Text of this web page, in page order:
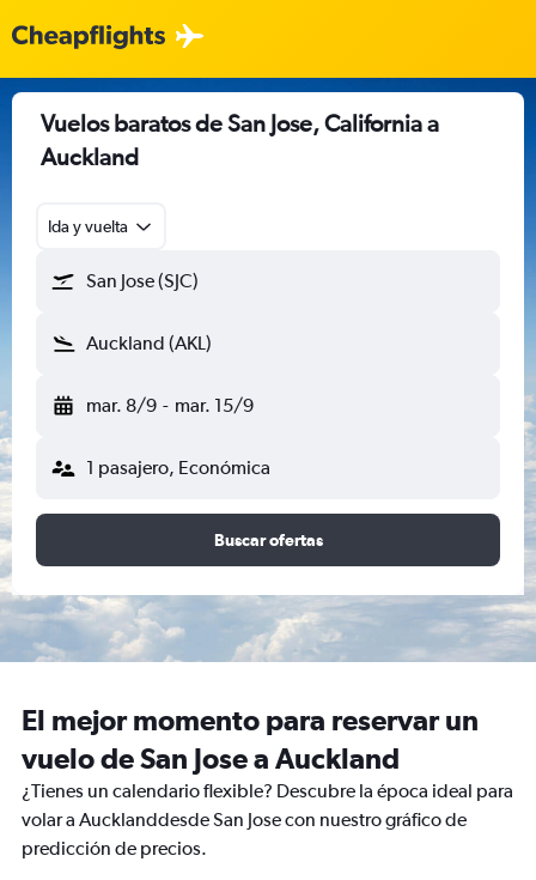
Vuelos baratos de San Jose, California a
Auckland
Ida y vuelta
San Jose (SJC)
Auckland (AKL)
mar. 8/9 - mar. 15/9
1 pasajero, Económica
Buscar ofertas
El mejor momento para reservar un
vuelo de San Jose a Auckland
¿Tienes un calendario flexible? Descubre la época ideal para
volar a Aucklanddesde San Jose con nuestro gráfico de
predicción de precios.